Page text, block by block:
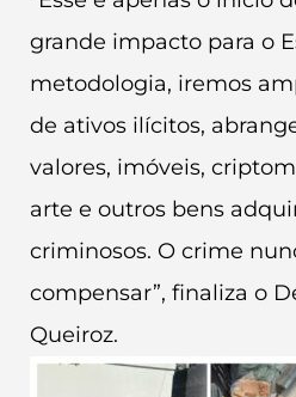
grande impacto para o
metodologia, iremos
de ativos ilícitos,
valores, imóveis,
arte e outros bens
criminosos. O crime
compensar”, finaliza o
Queiroz.